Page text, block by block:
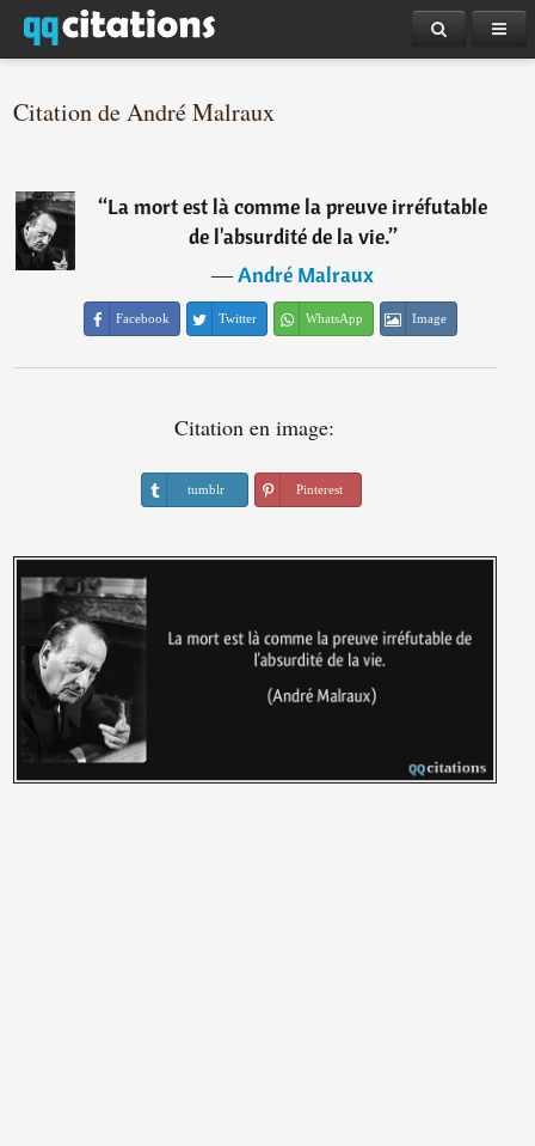
Citation de André Malraux
“La mort est là comme la preuve irréfutable
de l'absurdité de la vie.”
―André Malraux
Facebook Twitter WhatsApp Image
Citation en image:
tumblr Pinterest